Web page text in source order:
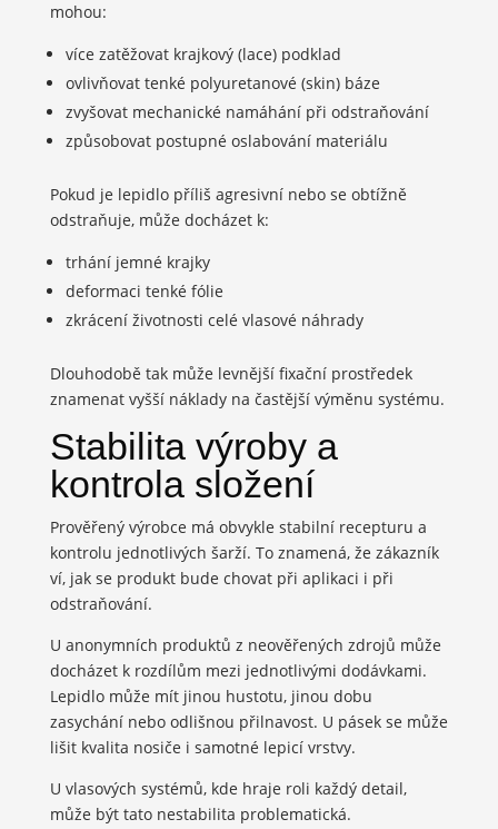
mohou:
více zatěžovat krajkový (lace) podklad
ovlivňovat tenké polyuretanové (skin) báze
zvyšovat mechanické namáhání při odstraňování
způsobovat postupné oslabování materiálu
Pokud je lepidlo příliš agresivní nebo se obtížně
odstraňuje, může docházet k:
trhání jemné krajky
deformaci tenké fólie
zkrácení životnosti celé vlasové náhrady
Dlouhodobě tak může levnější fixační prostředek
znamenat vyšší náklady na častější výměnu systému.
Stabilita výroby a
kontrola složení
Prověřený výrobce má obvykle stabilní recepturu a
kontrolu jednotlivých šarží. To znamená, že zákazník
ví, jak se produkt bude chovat při aplikaci i při
odstraňování.
U anonymních produktů z neověřených zdrojů může
docházet k rozdílům mezi jednotlivými dodávkami.
Lepidlo může mít jinou hustotu, jinou dobu
zasychání nebo odlišnou přilnavost. U pásek se může
lišit kvalita nosiče i samotné lepicí vrstvy.
U vlasových systémů, kde hraje roli každý detail,
může být tato nestabilita problematická.